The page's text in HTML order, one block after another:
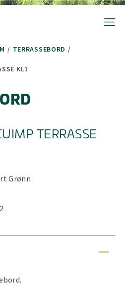
på + (pluss) for å forstørre eller
på + (pluss) for å forstørre eller
/ TERRASSEBORD /
KL1
TERRASSE
Grønn